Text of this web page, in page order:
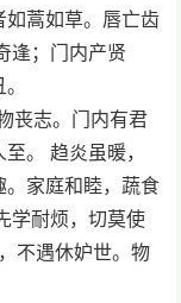
蒿如草。唇亡齿
逢；门内产贤
丧志。门内有君
。 趋炎虽暖，
家庭和睦，蔬食
学耐烦，切莫使
不遇休妒世。物